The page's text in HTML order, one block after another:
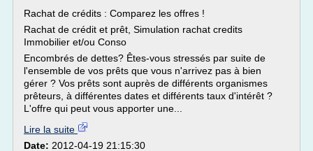
Rachat de crédits : Comparez les offres !
Rachat de crédit et prêt, Simulation rachat credits
Immobilier et/ou Conso
Encombrés de dettes? Êtes-vous stressés par suite de
l'ensemble de vos prêts que vous n'arrivez pas à bien
gérer ? Vos prêts sont auprès de différents organismes
prêteurs, à différentes dates et différents taux d'intérêt ?
L'offre qui peut vous apporter une...
Lire la suite
Date: 2012-04-19 21:15:30